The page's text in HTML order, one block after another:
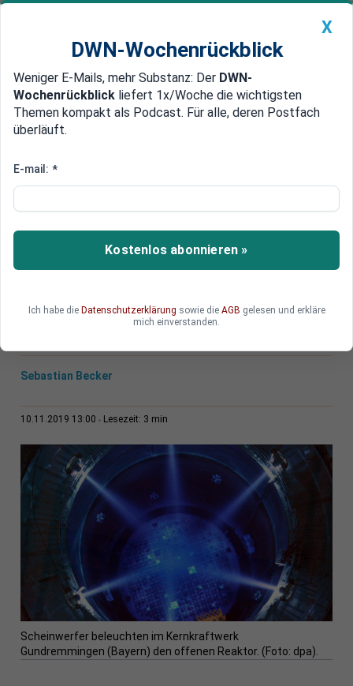
Newsticker MEIN DWN: Geldanlage Premium
Edelmetalle DWN-Magazin China
Weltmarktführer kämpft gegen
Kasachstan setzt weiterhin voll auf die
Atomkraft. Der Weltmarktführer für die
Uranherstellung, Kazatomprom, muss allerdings
werden.
Sebastian Becker
10.11.2019 13:00 Lesezeit: 3 min
Scheinwerfer beleuchten im Kernkraftwerk
Gundremmingen (Bayern) den offenen Reaktor. (Foto: dpa).
X
DWN-Wochenrückblick
Weniger E-Mails, mehr Substanz: Der DWN-
Wochenrückblick liefert 1x/Woche die wichtigsten
Themen kompakt als Podcast. Für alle, deren Postfach
überläuft.
E-mail: *
Kostenlos abonnieren »
Ich habe die Datenschutzerklärung sowie die AGB gelesen und erkläre
mich einverstanden.